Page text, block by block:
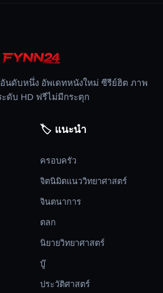
นดับหนึ่ง อัพเดทหนังใหม่ ซีรีย์ฮิต ภาพ
ดับ HD ฟรีไม่มีกระตุก
🏷️ แนะนำ
ครอบครัว
จิตนิมิตแนววิทยาศาสตร์
จินตนาการ
ตลก
นิยายวิทยาศาสตร์
บู๊
ประวัติศาสตร์